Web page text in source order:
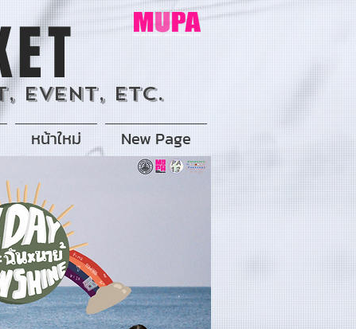
Event, Etc.
หน้าใหม่ New Page